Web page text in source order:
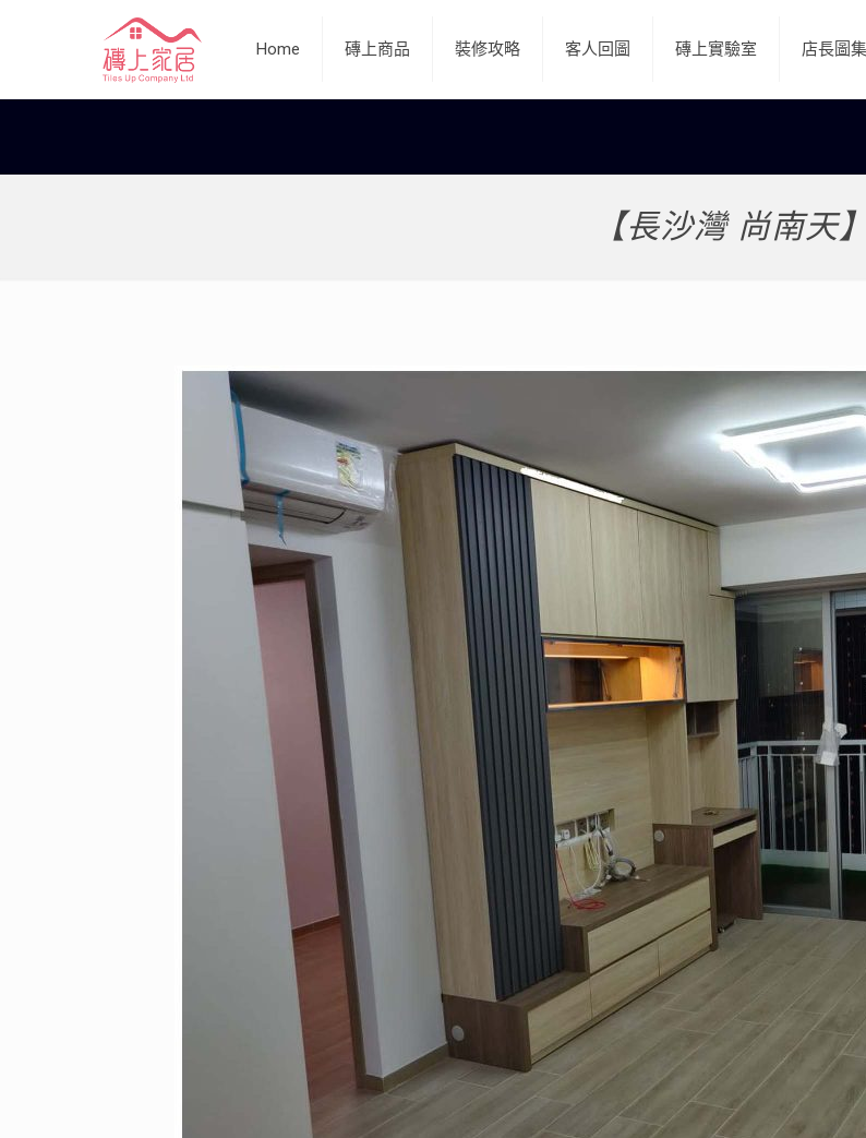
Home 磚上商品 裝修攻略 客人回圖 磚上實驗室 店長圖集
【長沙灣 尚南天】